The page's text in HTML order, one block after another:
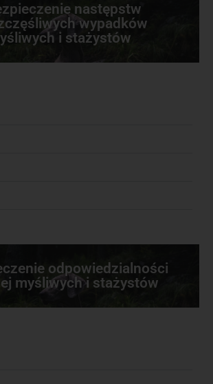
następstw
wypadków
i stażystów
odpowiedzialności
myśliwych i stażystów